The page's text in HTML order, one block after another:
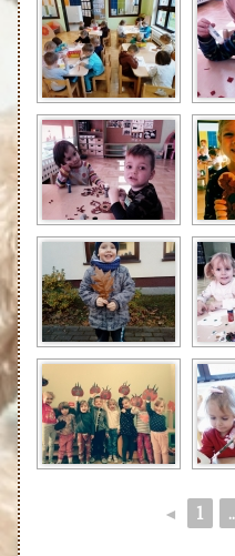
◄ 1